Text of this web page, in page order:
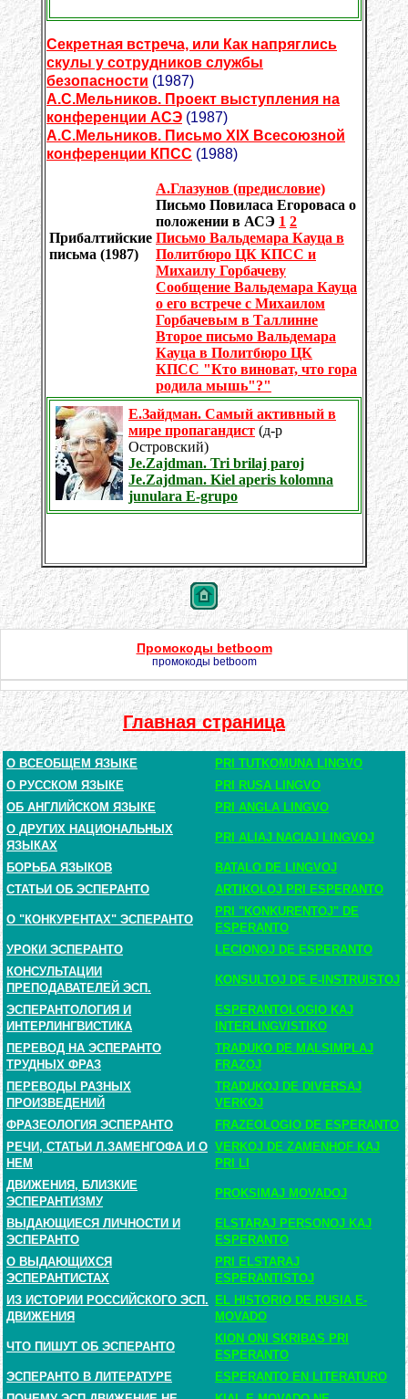
Секретная встреча, или Как напряглись
скулы у сотрудников службы
безопасности (1987)
А.С.Мельников. Проект выступления на
конференции АСЭ (1987)
А.С.Мельников. Письмо XIX Всесоюзной
конференции КПСС (1988)
Прибалтийские
письма (1987)
А.Глазунов (предисловие)
Письмо Повиласа Егороваса о
положении в АСЭ 1 2
Письмо Вальдемара Кауца в
Политбюро ЦК КПСС и
Михаилу Горбачеву
Сообщение Вальдемара Кауца
о его встрече с Михаилом
Горбачевым в Таллинне
Второе письмо Вальдемара
Кауца в Политбюро ЦК
КПСС "Кто виноват, что гора
родила мышь"?"
Е.Зайдман. Самый активный в
мире пропагандист (д-р
Островский)
Je.Zajdman. Tri brilaj paroj
Je.Zajdman. Kiel aperis kolomna
junulara E-grupo
Промокоды betboom
промокоды betboom
Главная страница
О ВСЕОБЩЕМ ЯЗЫКЕ
PRI TUTKOMUNA LINGVO
О РУССКОМ ЯЗЫКЕ
PRI RUSA LINGVO
ОБ АНГЛИЙСКОМ ЯЗЫКЕ
PRI ANGLA LINGVO
О ДРУГИХ НАЦИОНАЛЬНЫХ
ЯЗЫКАХ
PRI ALIAJ NACIAJ LINGVOJ
БОРЬБА ЯЗЫКОВ
BATALO DE LINGVOJ
СТАТЬИ ОБ ЭСПЕРАНТО
ARTIKOLOJ PRI ESPERANTO
О "КОНКУРЕНТАХ" ЭСПЕРАНТО
PRI "KONKURENTOJ" DE
ESPERANTO
УРОКИ ЭСПЕРАНТО
LECIONOJ DE ESPERANTO
КОНСУЛЬТАЦИИ
ПРЕПОДАВАТЕЛЕЙ ЭСП.
KONSULTOJ DE E-INSTRUISTOJ
ЭСПЕРАНТОЛОГИЯ И
ИНТЕРЛИНГВИСТИКА
ESPERANTOLOGIO KAJ
INTERLINGVISTIKO
ПЕРЕВОД НА ЭСПЕРАНТО
ТРУДНЫХ ФРАЗ
TRADUKO DE MALSIMPLAJ
FRAZOJ
ПЕРЕВОДЫ РАЗНЫХ
ПРОИЗВЕДЕНИЙ
TRADUKOJ DE DIVERSAJ
VERKOJ
ФРАЗЕОЛОГИЯ ЭСПЕРАНТО
FRAZEOLOGIO DE ESPERANTO
РЕЧИ, СТАТЬИ Л.ЗАМЕНГОФА И О
НЕМ
VERKOJ DE ZAMENHOF KAJ
PRI LI
ДВИЖЕНИЯ, БЛИЗКИЕ
ЭСПЕРАНТИЗМУ
PROKSIMAJ MOVADOJ
ВЫДАЮЩИЕСЯ ЛИЧНОСТИ И
ЭСПЕРАНТО
ELSTARAJ PERSONOJ KAJ
ESPERANTO
О ВЫДАЮЩИХСЯ
ЭСПЕРАНТИСТАХ
PRI ELSTARAJ
ESPERANTISTOJ
ИЗ ИСТОРИИ РОССИЙСКОГО ЭСП.
ДВИЖЕНИЯ
EL HISTORIO DE RUSIA E-
MOVADO
ЧТО ПИШУТ ОБ ЭСПЕРАНТО
KION ONI SKRIBAS PRI
ESPERANTO
ЭСПЕРАНТО В ЛИТЕРАТУРЕ
ESPERANTO EN LITERATURO